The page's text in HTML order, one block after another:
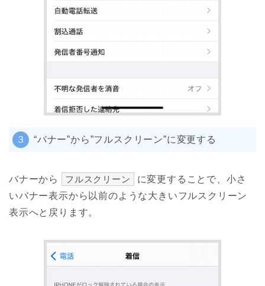
３ “バナー”から”フルスクリーン”に変更する
バナーから フルスクリーン
に変更することで、小さ
いバナー表示から以前のような大きいフルスクリーン
表示へと戻ります。